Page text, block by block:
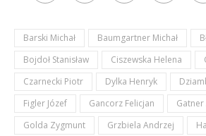
Barski Michał Baumgartner Michał
Bojdoł Stanisław
Ciszewska Helena
Czarnecki Piotr
Dylka Henryk
Figler Józef
Gancorz Felicjan
Golda Zygmunt
Grzbiela Andrzej